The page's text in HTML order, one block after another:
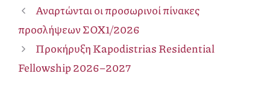
Αναρτώνται οι προσωρινοί πίνακες
προσλήψεων ΣΟΧ1/2026
Προκήρυξη Kapodistrias Residential
Fellowship 2026–2027